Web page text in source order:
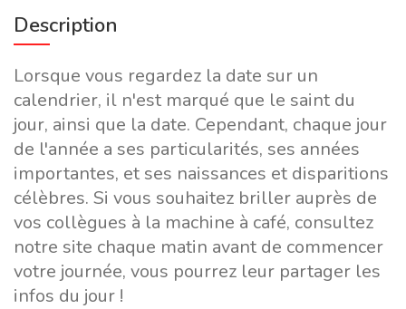
Description
Lorsque vous regardez la date sur un
calendrier, il n'est marqué que le saint du
jour, ainsi que la date. Cependant, chaque jour
de l'année a ses particularités, ses années
importantes, et ses naissances et disparitions
célèbres. Si vous souhaitez briller auprès de
vos collègues à la machine à café, consultez
notre site chaque matin avant de commencer
votre journée, vous pourrez leur partager les
infos du jour !